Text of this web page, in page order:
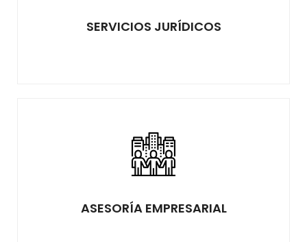
SERVICIOS JURÍDICOS
ASESORÍA EMPRESARIAL